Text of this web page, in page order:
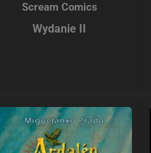
Scream Comics
Wydanie II